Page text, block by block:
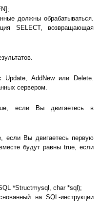
должны обрабатываться.
SELECT, возвращающая
Update, AddNew или Delete.
сервером.
если Вы двигаетесь в
если Вы двигаетесь первую
будут равны true, если
*Structmysql, char *sql);
на SQL-инструкции